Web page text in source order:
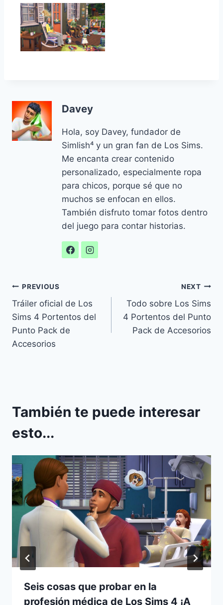
Davey
Hola, soy Davey, fundador de
Simlish⁴ y un gran fan de Los Sims.
Me encanta crear contenido
personalizado, especialmente ropa
para chicos, porque sé que no
muchos se enfocan en ellos.
También disfruto tomar fotos dentro
del juego para contar historias.
Navegación
de
entradas
PREVIOUS
Tráiler oficial de Los
Sims 4 Portentos del
Punto Pack de
Accesorios
NEXT
Todo sobre Los Sims
4 Portentos del Punto
Pack de Accesorios
También te puede interesar
esto...
Seis cosas que probar en la
profesión médica de Los Sims 4 ¡A